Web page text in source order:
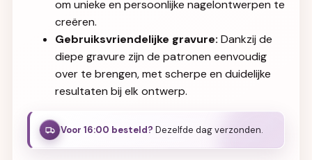
om unieke en persoonlijke nagelontwerpen te
creëren.
Gebruiksvriendelijke gravure: Dankzij de
diepe gravure zijn de patronen eenvoudig
over te brengen, met scherpe en duidelijke
resultaten bij elk ontwerp.
Voor 16:00 besteld? Dezelfde dag verzonden.